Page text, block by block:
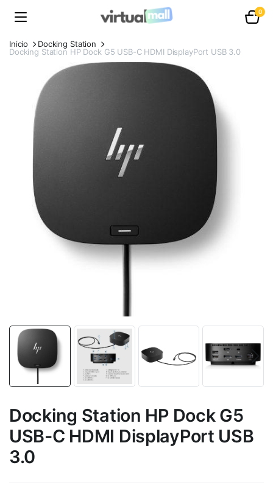
0
Inicio
Docking Station
Docking Station HP Dock G5 USB-C HDMI DisplayPort USB 3.0
Docking Station HP Dock G5
USB-C HDMI DisplayPort USB
3.0